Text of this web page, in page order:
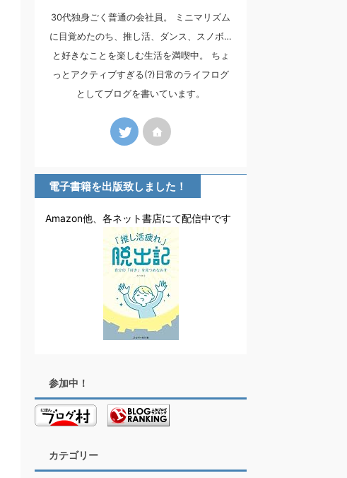
30代独身ごく普通の会社員。 ミニマリズム
に目覚めたのち、推し活、ダンス、スノボ…
と好きなことを楽しむ生活を満喫中。 ちょ
っとアクティブすぎる(?)日常のライフログ
としてブログを書いています。
電子書籍を出版致しました！
Amazon他、各ネット書店にて配信中です
参加中！
カテゴリー